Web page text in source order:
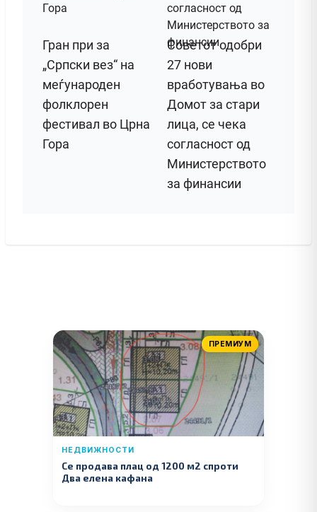
Гран при за
„Српски вез“ на
меѓународен
фолклорен
фестивал во Црна
Гора
Советот одобри
27 нови
вработувања во
Домот за стари
лица, се чека
согласност од
Министерството
за финансии
ПРЕМИУМ
НЕДВИЖНОСТИ
Се продава плац од 1200 м2 спроти
Два елена кафана